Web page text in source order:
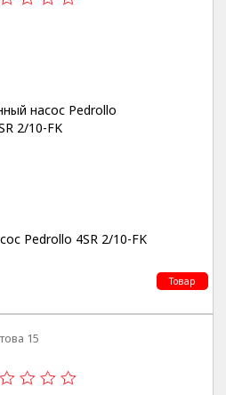
Pedrollo 4SR 2/10-FK
Товар
15